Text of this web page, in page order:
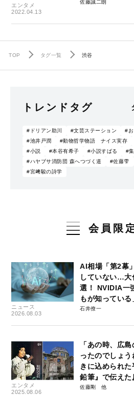
エンタメ
2022.04.13
佐藤誠二朗
TOP タグ一覧 渋谷
トレンドタグ
#ドリアン助川 #文芸ステーション
#お
#池井戸潤
#動物哲学物語 ナイス実存
#小説
#本谷有希子 #小説すばる
#
#ハヤブサ消防団 森へつづく道
#佐藤雫
#宮﨑駿の詩学
会員限
ニュース
2026.08.03
AI相場「第2幕
していない…大
選！ NVIDIA一
もが知ってい
石井僚一
エンタメ
2025.08.06
「あの時、広
ったのでしょ
きに込められ
鉛筆』で伝えた
佐藤剛